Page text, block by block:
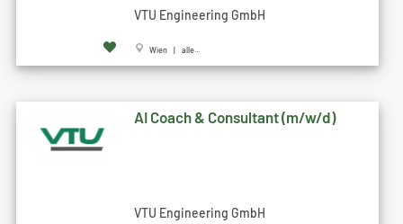
VTU Engineering GmbH
Wien | alle...
AI Coach & Consultant (m/w/d)
VTU Engineering GmbH